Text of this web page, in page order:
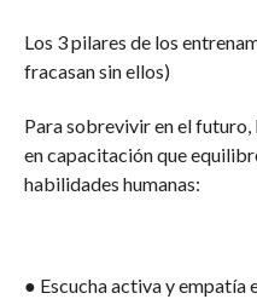
Los 3 pilares de los
fracasan sin ellos)
Para sobrevivir en el
en capacitación que
habilidades humanas:
● Escucha activa y empatía